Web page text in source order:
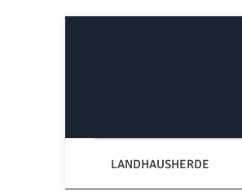
LANDHAUSHERDE